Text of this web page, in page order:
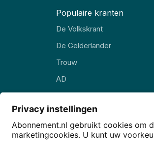
Populaire kranten
De Volkskrant
De Gelderlander
Trouw
AD
FD